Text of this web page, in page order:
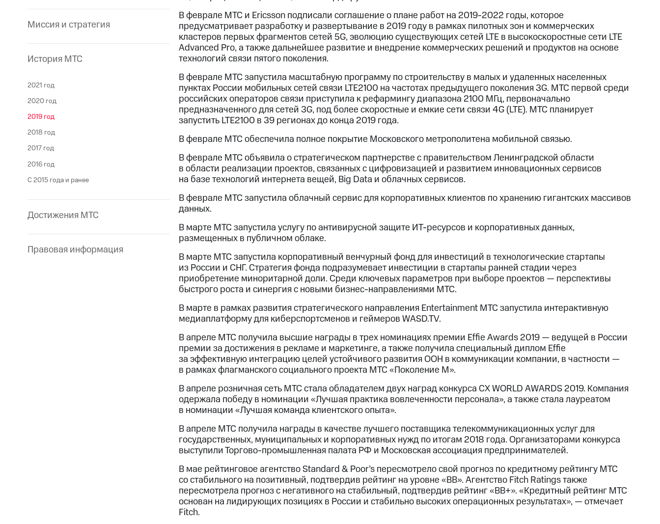
Миссия и стратегия
История МТС
2021 год
2020 год
2019 год
2018 год
2017 год
2016 год
С 2015 года и ранее
Достижения МТС
Правовая информация
В феврале МТС и Ericsson подписали соглашение о плане работ на 2019-2022 годы, которое
предусматривает разработку и развертывание в 2019 году в рамках пилотных зон и коммерческих
кластеров первых фрагментов сетей 5G, эволюцию существующих сетей LTE в высокоскоростные сети LTE
Advanced Pro, а также дальнейшее развитие и внедрение коммерческих решений и продуктов на основе
технологий связи пятого поколения.
В феврале МТС запустила масштабную программу по строительству в малых и удаленных населенных
пунктах России мобильных сетей связи LTE2100 на частотах предыдущего поколения 3G. МТС первой среди
российских операторов связи приступила к рефармингу диапазона 2100 МГц, первоначально
предназначенного для сетей 3G, под более скоростные и емкие сети связи 4G (LTE). МТС планирует
запустить LTE2100 в 39 регионах до конца 2019 года.
В феврале МТС обеспечила полное покрытие Московского метрополитена мобильной связью.
В феврале МТС объявила о стратегическом партнерстве с правительством Ленинградской области
в области реализации проектов, связанных с цифровизацией и развитием инновационных сервисов
на базе технологий интернета вещей, Big Data и облачных сервисов.
В феврале МТС запустила облачный сервис для корпоративных клиентов по хранению гигантских массивов
данных.
В марте МТС запустила услугу по антивирусной защите ИТ-ресурсов и корпоративных данных,
размещенных в публичном облаке.
В марте МТС запустила корпоративный венчурный фонд для инвестиций в технологические стартапы
из России и СНГ. Стратегия фонда подразумевает инвестиции в стартапы ранней стадии через
приобретение миноритарной доли. Среди ключевых параметров при выборе проектов — перспективы
быстрого роста и синергия с новыми бизнес-направлениями МТС.
В марте в рамках развития стратегического направления Entertainment МТС запустила интерактивную
медиаплатформу для киберспортсменов и геймеров WASD.TV.
В апреле МТС получила высшие награды в трех номинациях премии Effie Awards 2019 — ведущей в России
премии за достижения в рекламе и маркетинге, а также получила специальный диплом Effie
за эффективную интеграцию целей устойчивого развития ООН в коммуникации компании, в частности —
в рамках флагманского социального проекта МТС «Поколение М».
В апреле розничная сеть МТС стала обладателем двух наград конкурса CX WORLD AWARDS 2019. Компания
одержала победу в номинации «Лучшая практика вовлеченности персонала», а также стала лауреатом
в номинации «Лучшая команда клиентского опыта».
В апреле МТС получила награды в качестве лучшего поставщика телекоммуникационных услуг для
государственных, муниципальных и корпоративных нужд по итогам 2018 года. Организаторами конкурса
выступили Торгово-промышленная палата РФ и Московская ассоциация предпринимателей.
В мае рейтинговое агентство Standard & Poor’s пересмотрело свой прогноз по кредитному рейтингу МТС
со стабильного на позитивный, подтвердив рейтинг на уровне «BB». Агентство Fitch Ratings также
пересмотрела прогноз с негативного на стабильный, подтвердив рейтинг «BB+». «Кредитный рейтинг МТС
основан на лидирующих позициях в России и стабильно высоких операционных результатах», — отмечает
Fitch.